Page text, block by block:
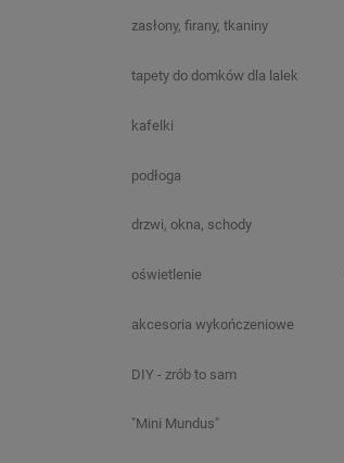
zasłony, firany, tkaniny
tapety do domków dla lalek
kafelki
podłoga
drzwi, okna, schody
oświetlenie
akcesoria wykończeniowe
DIY - zrób to sam
"Mini Mundus"